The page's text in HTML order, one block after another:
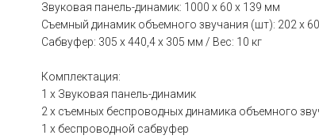
Звуковая панель-динамик: 1000 x 60 x 139 мм
Съемный динамик объемного звучания (шт): 202 x
Сабвуфер: 305 x 440,4 x 305 мм / Вес: 10 кг
Комплектация:
1 х Звуковая панель-динамик
2 х съемных беспроводных динамика объемного
1 х беспроводной сабвуфер